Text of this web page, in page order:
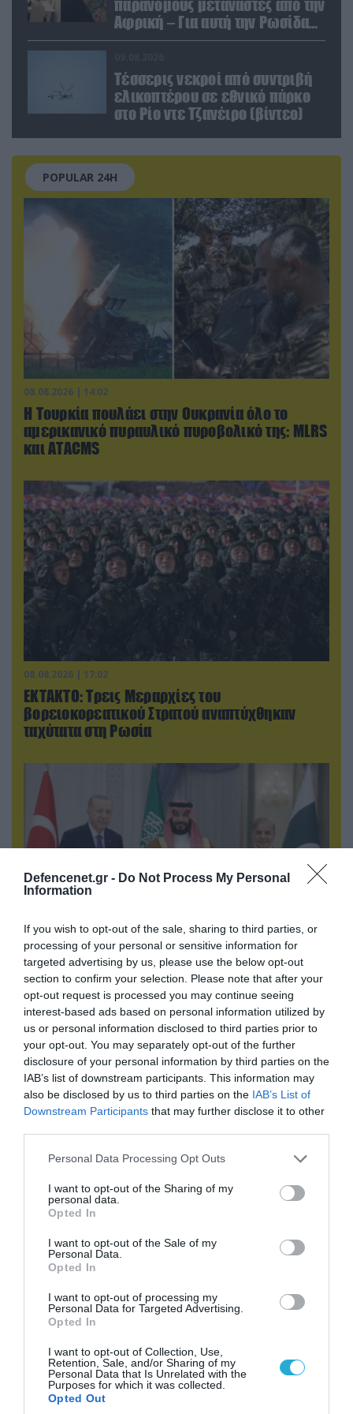
Defencenet.gr - Do Not Process My Personal
Information
If you wish to opt-out of the sale, sharing to third parties, or
processing of your personal or sensitive information for
targeted advertising by us, please use the below opt-out
section to confirm your selection. Please note that after your
opt-out request is processed you may continue seeing
interest-based ads based on personal information utilized by
us or personal information disclosed to third parties prior to
your opt-out. You may separately opt-out of the further
disclosure of your personal information by third parties on the
IAB’s list of downstream participants. This information may
also be disclosed by us to third parties on the IAB’s List of
Downstream Participants that may further disclose it to other
Please note that this website/app uses one or more Google
not limited to your visit or usage behaviour. You may click to
grant or deny consent to Google and its third-party tags to
use your data for below specified purposes in below Google
consent section.
Personal Data Processing Opt Outs
I want to opt-out of the Sharing of my
personal data.
Opted In
I want to opt-out of the Sale of my
Personal Data.
Opted In
I want to opt-out of processing my
Personal Data for Targeted Advertising.
Opted In
I want to opt-out of Collection, Use,
Retention, Sale, and/or Sharing of my
Personal Data that Is Unrelated with the
Purposes for which it was collected.
Opted Out
παράνομους μετανάστες από την
Αφρική – Για αυτή την Ρωσίδα
όμως επέλεξαν την απέλαση
Τέσσερις νεκροί από συντριβή
ελικοπτέρου σε εθνικό πάρκο
στο Ρίο ντε Τζανέιρο (βίντεο)
POPULAR 24H
08.08.2026 | 14:02
Η Τουρκία πουλάει στην Ουκρανία όλο το
αμερικανικό πυραυλικό πυροβολικό της: MLRS
και ΑΤΑCMS
08.08.2026 | 17:02
ΕΚΤΑΚΤΟ: Τρεις Μεραρχίες του
βορειοκορεατικού Στρατού αναπτύχθηκαν
ταχύτατα στη Ρωσία
08.08.2026 | 18:02
Βάσει της τριμερούς συμφωνίας Τουρκίας,
Σ.Αραβίας & Πακιστάν θα πολεμήσουν Ριάντ και
Ισλαμαμπάντ κατά της Ελλάδας!
08.08.2026 | 14:02
«Φώτισε» το Κίεβο μετά από χτύπημα με
υπερηχητικό 3M22 Zircon: Σοκαρισμένος
Ουκρανός κατέγραψε τη στιγμή (βίντεο)